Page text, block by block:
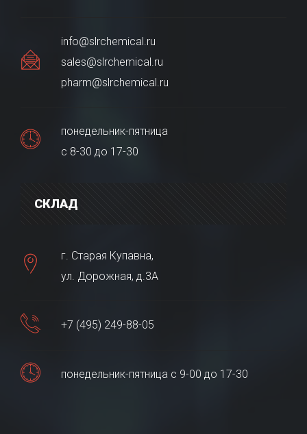
info@slrchemical.ru
sales@slrchemical.ru
pharm@slrchemical.ru
понедельник-пятница
с 8-30 до 17-30
СКЛАД
г. Старая Купавна,
ул. Дорожная, д.3А
+7 (495) 249-88-05
понедельник-пятница с 9-00 до 17-30